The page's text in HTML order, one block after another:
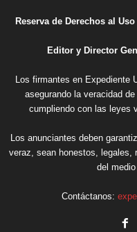
Reserva de Derechos al
Editor y Director
Los firmantes en Expediente
asegurando la veracidad
cumpliendo con las leyes
Los anunciantes deben
veraz, sean honestos, legales,
del
Contáctanos: